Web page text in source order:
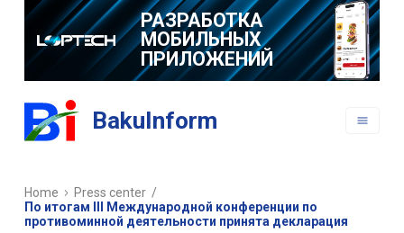
РАЗРАБОТКА
МОБИЛЬНЫХ
ПРИЛОЖЕНИЙ
BakuInform
Home Press center /
По итогам III Международной конференции по
противоминной деятельности принята декларация